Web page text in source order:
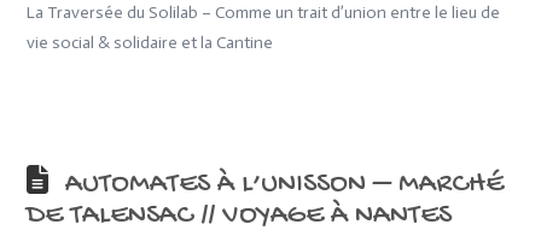
La Traversée du Solilab – Comme un trait d’union entre le lieu de
vie social & solidaire et la Cantine
AUTOMATES À L’UNISSON – MARCHÉ
DE TALENSAC // VOYAGE À NANTES